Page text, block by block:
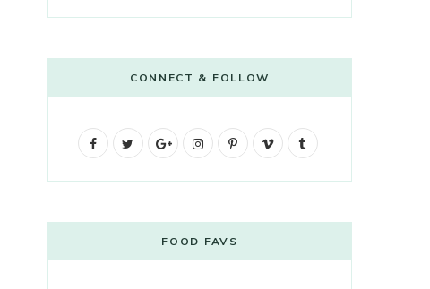
CONNECT & FOLLOW
F
b
t
G
g
l
I
t
a
P
e
V
o
l
FOOD FAVS